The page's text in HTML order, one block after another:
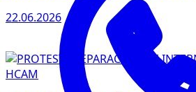
22.06.2026